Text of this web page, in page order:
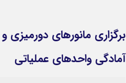
برگزاری مانورهای دورمیزی
آمادگی واحدهای عملیاتی